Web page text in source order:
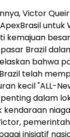
Victor
untuk
kemajuan
Brazil
bahwa
Brazil telah
kecil "ALL-
dalam
pemerintah
inisiatif